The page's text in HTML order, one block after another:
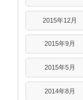
2015年12月
2015年9月
2015年5月
2014年8月